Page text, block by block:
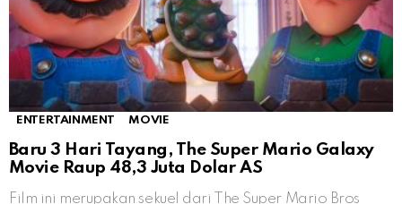
ENTERTAINMENT MOVIE
Baru 3 Hari Tayang, The Super Mario Galaxy
Movie Raup 48,3 Juta Dolar AS
Film ini merupakan sekuel dari The Super Mario Bros